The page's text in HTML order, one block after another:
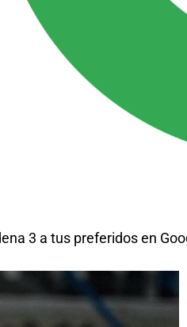
3 a tus preferidos en